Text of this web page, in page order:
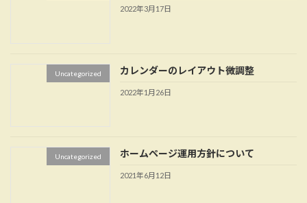
2022年3月17日
Uncategorized カレンダーのレイアウト微調整
2022年1月26日
Uncategorized ホームページ運用方針について
2021年6月12日